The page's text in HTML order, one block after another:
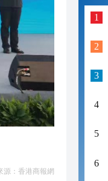
源： 香港商報網